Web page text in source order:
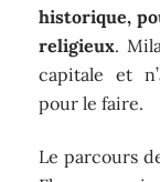
historique,
religieux.
capitale et
pour le faire.
Le parcours